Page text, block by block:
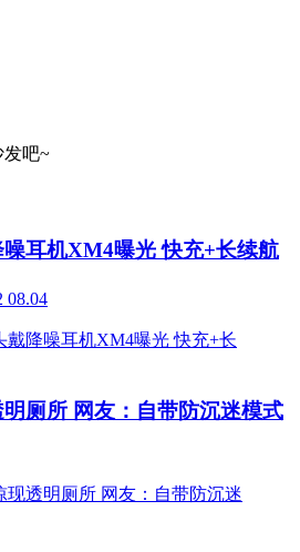
发吧~
耳机XM4曝光 快充+长续航
08.04
明厕所 网友：自带防沉迷模式